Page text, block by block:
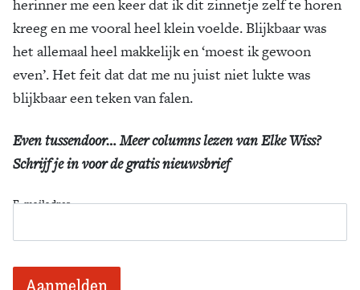
herinner me een keer dat ik dit zinnetje zelf te horen
kreeg en me vooral heel klein voelde. Blijkbaar was
het allemaal heel makkelijk en ‘moest ik gewoon
even’. Het feit dat dat me nu juist niet lukte was
blijkbaar een teken van falen.
Even tussendoor… Meer columns lezen van Elke Wiss?
Schrijf je in voor de gratis nieuwsbrief
E-mailadres